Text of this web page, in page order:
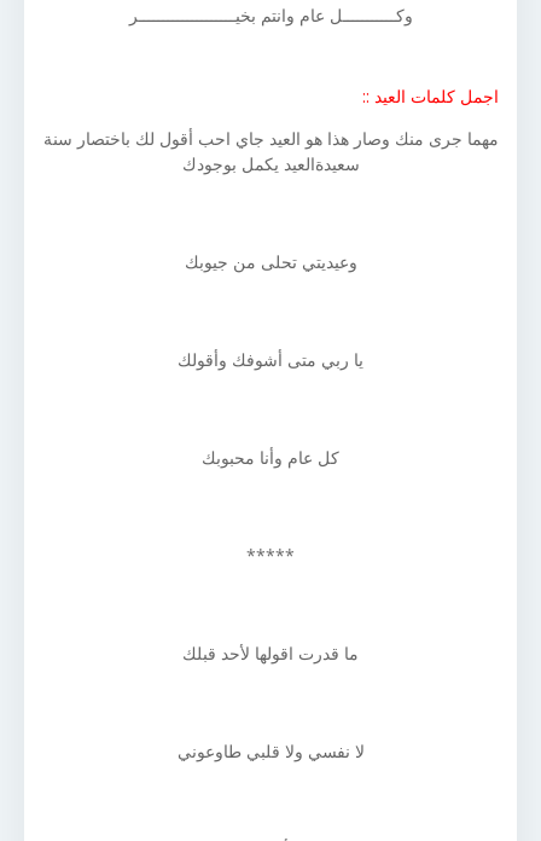
وكـــــــــــل عام وانتم بخيــــــــــــــــــــر
اجمل كلمات العيد ::
مهما جرى منك وصار هذا هو العيد جاي احب أقول لك باختصار سنة
سعيدةالعيد يكمل بوجودك
وعيديتي تحلى من جيوبك
يا ربي متى أشوفك وأقولك
كل عام وأنا محبوبك
*****
ما قدرت اقولها لأحد قبلك
لا نفسي ولا قلبي طاوعوني